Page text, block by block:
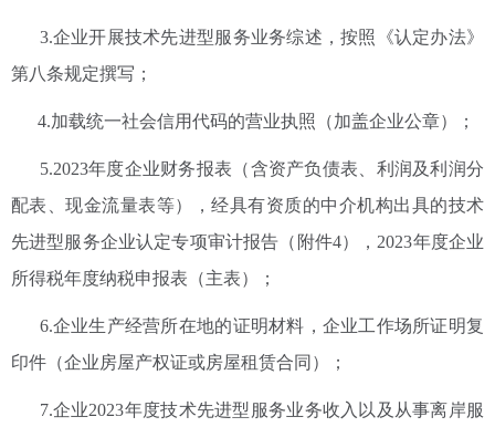
3.企业开展技术先进型服务业务综述，按照《认定办法》
第八条规定撰写；
4.加载统一社会信用代码的营业执照（加盖企业公章）；
5.2023年度企业财务报表（含资产负债表、利润及利润分
配表、现金流量表等），经具有资质的中介机构出具的技术
先进型服务企业认定专项审计报告（附件4），2023年度企业
所得税年度纳税申报表（主表）；
6.企业生产经营所在地的证明材料，企业工作场所证明复
印件（企业房屋产权证或房屋租赁合同）；
7.企业2023年度技术先进型服务业务收入以及从事离岸服